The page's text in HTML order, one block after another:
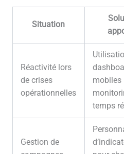
Situation
Réactivité lors
de crises
opérationnelles
mobiles
temps
Gestion de